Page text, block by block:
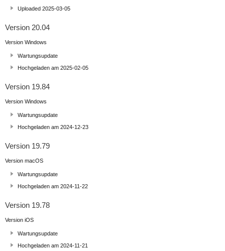
Uploaded 2025-03-05
Version 20.04
Version Windows
Wartungsupdate
Hochgeladen am 2025-02-05
Version 19.84
Version Windows
Wartungsupdate
Hochgeladen am 2024-12-23
Version 19.79
Version macOS
Wartungsupdate
Hochgeladen am 2024-11-22
Version 19.78
Version iOS
Wartungsupdate
Hochgeladen am 2024-11-21